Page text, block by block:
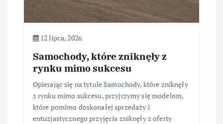
12 lipca, 2026
Samochody, które zniknęły z
rynku mimo sukcesu
Opierając się na tytule Samochody, które zniknęły
z rynku mimo sukcesu, przyjrzymy się modelom,
które pomimo doskonałej sprzedaży i
entuzjastycznego przyjęcia zniknęły z oferty